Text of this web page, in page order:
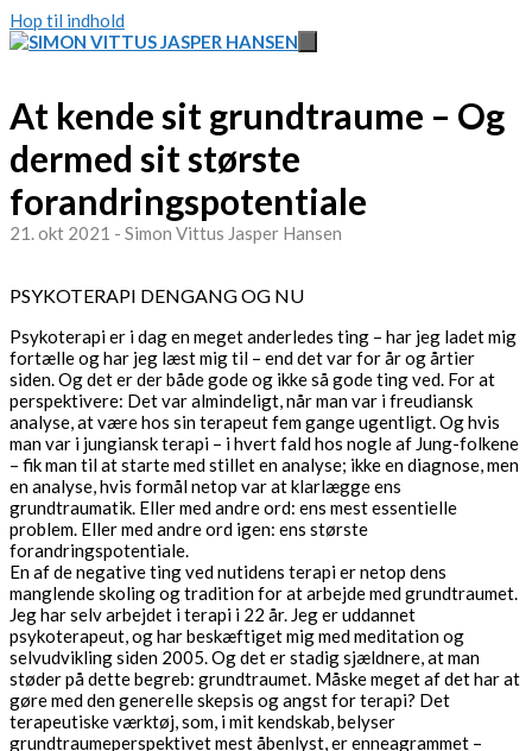
Hop til indhold
At kende sit grundtraume – Og
dermed sit største
forandringspotentiale
21. okt 2021 - Simon Vittus Jasper Hansen
PSYKOTERAPI DENGANG OG NU
Psykoterapi er i dag en meget anderledes ting – har jeg ladet mig
fortælle og har jeg læst mig til – end det var for år og årtier
siden. Og det er der både gode og ikke så gode ting ved. For at
perspektivere: Det var almindeligt, når man var i freudiansk
analyse, at være hos sin terapeut fem gange ugentligt. Og hvis
man var i jungiansk terapi – i hvert fald hos nogle af Jung-folkene
– fik man til at starte med stillet en analyse; ikke en diagnose, men
en analyse, hvis formål netop var at klarlægge ens
grundtraumatik. Eller med andre ord: ens mest essentielle
problem. Eller med andre ord igen: ens største
forandringspotentiale.
En af de negative ting ved nutidens terapi er netop dens
manglende skoling og tradition for at arbejde med grundtraumet.
Jeg har selv arbejdet i terapi i 22 år. Jeg er uddannet
psykoterapeut, og har beskæftiget mig med meditation og
selvudvikling siden 2005. Og det er stadig sjældnere, at man
støder på dette begreb: grundtraumet. Måske meget af det har at
gøre med den generelle skepsis og angst for terapi? Det
terapeutiske værktøj, som, i mit kendskab, belyser
grundtraumeperspektivet mest åbenlyst, er enneagrammet –